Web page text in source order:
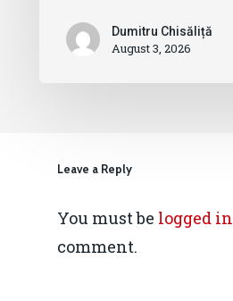
Dumitru Chisăliță
August 3, 2026
Leave a Reply
You must be logged in
comment.